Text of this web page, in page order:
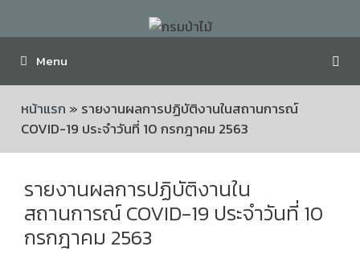
Menu
หน้าแรก » รายงานผลการปฏิบัติงานในสถานการณ์
COVID-19 ประจำวันที่ 10 กรกฎาคม 2563
รายงานผลการปฏิบัติงานใน
สถานการณ์ COVID-19 ประจำวันที่ 10
กรกฎาคม 2563